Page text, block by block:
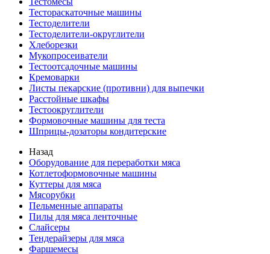
Тестораскаточные машины
Тестоделители
Тестоделители-округлители
Хлеборезки
Мукопросеиватели
Тестоотсадочные машины
Кремоварки
Листы пекарские (противни) для выпечки
Расстойные шкафы
Тестоокруглители
Формовочные машины для теста
Шприцы-дозаторы кондитерские
Назад
Оборудование для переработки мяса
Котлетоформовочные машины
Куттеры для мяса
Мясорубки
Пельменные аппараты
Пилы для мяса ленточные
Слайсеры
Тендерайзеры для мяса
Фаршемесы